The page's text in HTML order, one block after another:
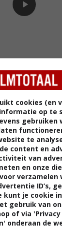
cookies (en
op te
gebruiken
te
content en
van
en onze
verzamelen
ID’s,
kunt je cookie
gebruik van
of via
onderaan de